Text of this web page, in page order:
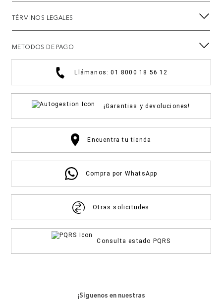
TÉRMINOS LEGALES
METODOS DE PAGO
Llámanos: 01 8000 18 56 12
¡Garantias y devoluciones!
Encuentra tu tienda
Compra por WhatsApp
Otras solicitudes
Consulta estado PQRS
¡Síguenos en nuestras